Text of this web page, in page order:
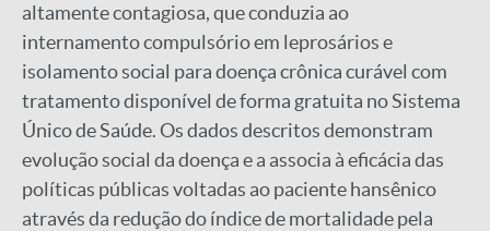
altamente contagiosa, que conduzia ao
internamento compulsório em leprosários e
isolamento social para doença crônica curável com
tratamento disponível de forma gratuita no Sistema
Único de Saúde. Os dados descritos demonstram
evolução social da doença e a associa à eficácia das
políticas públicas voltadas ao paciente hansênico
através da redução do índice de mortalidade pela